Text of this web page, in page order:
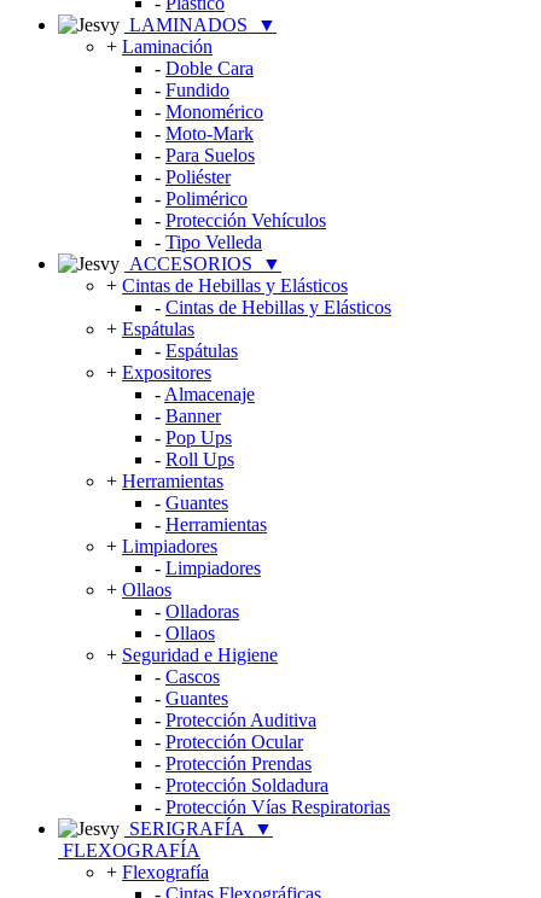
LAMINADOS
▼
+ Laminación
- Doble Cara
- Fundido
- Monomérico
- Moto-Mark
- Para Suelos
- Poliéster
- Polimérico
- Protección Vehículos
- Tipo Velleda
ACCESORIOS
▼
+ Cintas de Hebillas y Elásticos
- Cintas de Hebillas y Elásticos
+ Espátulas
- Espátulas
+ Expositores
- Almacenaje
- Banner
- Pop Ups
- Roll Ups
+ Herramientas
- Guantes
- Herramientas
+ Limpiadores
- Limpiadores
+ Ollaos
- Olladoras
- Ollaos
+ Seguridad e Higiene
- Cascos
- Guantes
- Protección Auditiva
- Protección Ocular
- Protección Prendas
- Protección Soldadura
- Protección Vías Respiratorias
SERIGRAFÍA
▼
FLEXOGRAFÍA
+ Flexografía
- Cintas Flexográficas